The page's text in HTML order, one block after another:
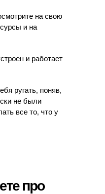
и работает
ругать, поняв,
не были
все то, что у
на свою
и на
про